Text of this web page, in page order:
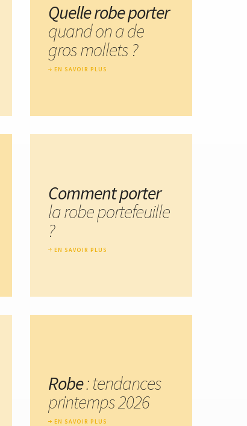
Quelle robe porter
quand on a de
gros mollets ?
EN SAVOIR PLUS
Comment porter
la robe portefeuille
?
EN SAVOIR PLUS
Robe: tendances
printemps 2026
EN SAVOIR PLUS